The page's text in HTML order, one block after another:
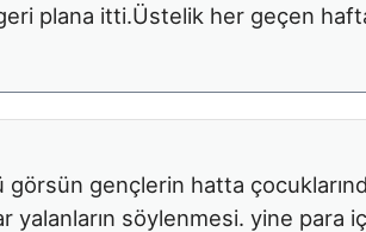
plana itti.Üstelik her geçen
görsün gençlerin hatta
söylenmesi. yine para